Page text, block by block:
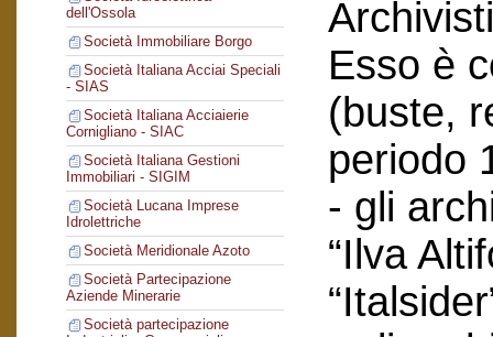
dell'Ossola
Società Immobiliare Borgo
Società Italiana Acciai Speciali
- SIAS
Società Italiana Acciaierie
Cornigliano - SIAC
Società Italiana Gestioni
Immobiliari - SIGIM
Società Lucana Imprese
Idrolettriche
Società Meridionale Azoto
Società Partecipazione
Aziende Minerarie
Società partecipazione
Esso è
(buste,
periodo
- gli
“Ilva